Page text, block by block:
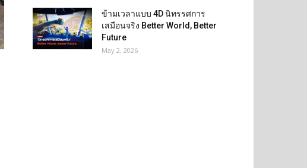
ข้ามเวลาแบบ 4D นิทรรศการ
เสมือนจริง Better World, Better
Future
May 2, 2026